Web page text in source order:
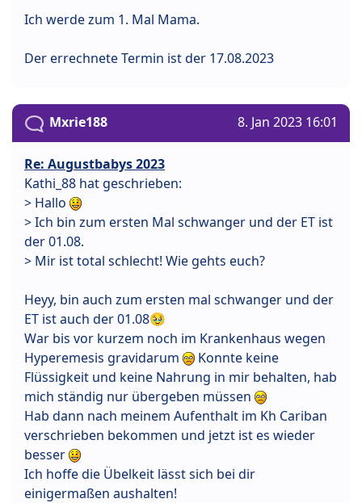
Ich werde zum 1. Mal Mama.
Der errechnete Termin ist der 17.08.2023
Mxrie188 8. Jan 2023 16:01
Re: Augustbabys 2023
Kathi_88 hat geschrieben:
> Hallo
> Ich bin zum ersten Mal schwanger und der ET ist
der 01.08.
> Mir ist total schlecht! Wie gehts euch?
Heyy, bin auch zum ersten mal schwanger und der
ET ist auch der 01.08🥹
War bis vor kurzem noch im Krankenhaus wegen
Hyperemesis gravidarum
Konnte keine
Flüssigkeit und keine Nahrung in mir behalten, hab
mich ständig nur übergeben müssen
Hab dann nach meinem Aufenthalt im Kh Cariban
verschrieben bekommen und jetzt ist es wieder
besser
Ich hoffe die Übelkeit lässt sich bei dir
einigermaßen aushalten!